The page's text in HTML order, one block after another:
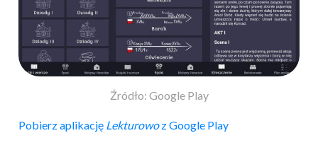
Źródło: Google Play
Pobierz aplikację Lekturowoz Google Play